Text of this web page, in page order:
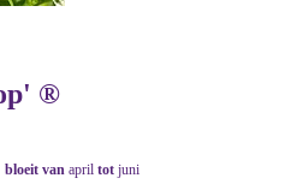
®
bloeit van april tot juni